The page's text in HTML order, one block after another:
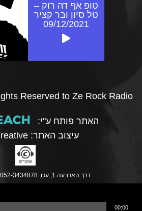
טופ אף דה רוק –
טל סיון ובר קציר
09/12/2021
Reserved to Ze Rock Radio
האתר פותח ע"י:
עיצוב האתר:
דרך הארבעה 1, עכו, 052-3434878 |
00:00